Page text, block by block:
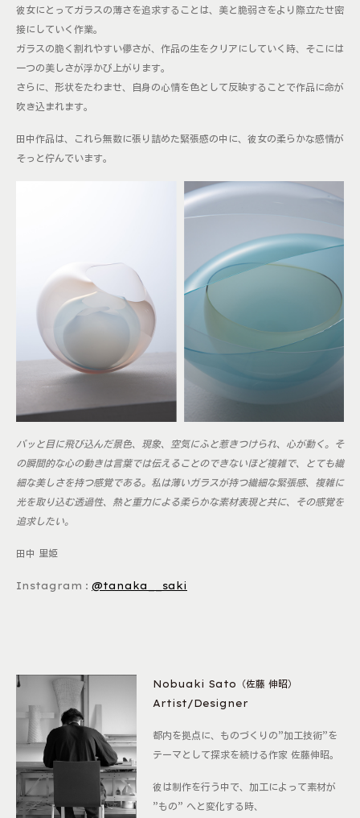
彼女にとってガラスの薄さを追求することは、美と脆弱さをより際立たせ密
接にしていく作業。
ガラスの脆く割れやすい儚さが、作品の生をクリアにしていく時、そこには
一つの美しさが浮かび上がります。
さらに、形状をたわませ、自身の心情を色として反映することで作品に命が
吹き込まれます。
田中作品は、これら無数に張り詰めた緊張感の中に、彼女の柔らかな感情が
そっと佇んでいます。
パッと目に飛び込んだ景色、現象、空気にふと惹きつけられ、心が動く。そ
の瞬間的な心の動きは言葉では伝えることのできないほど複雑で、とても繊
細な美しさを持つ感覚である。私は薄いガラスが持つ繊細な緊張感、複雑に
光を取り込む透過性、熱と重力による柔らかな素材表現と共に、その感覚を
追求したい。
田中 里姫
Instagram : @tanaka__saki
Nobuaki Sato（佐藤 伸昭）
Artist/Designer
都内を拠点に、ものづくりの”加工技術”を
テーマとして探求を続ける作家 佐藤伸昭。
彼は制作を行う中で、加工によって素材が
”もの” へと変化する時、